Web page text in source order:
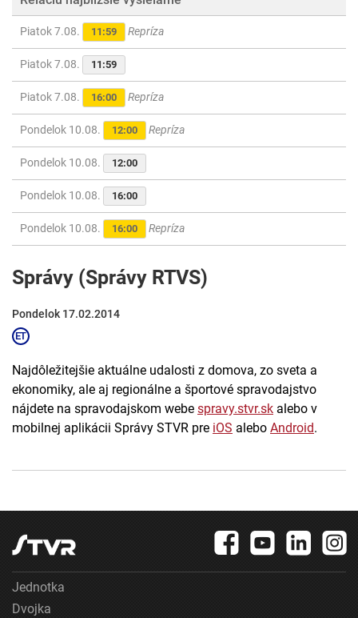
Piatok 7.08. 11:59 Repríza
Piatok 7.08. 11:59
Piatok 7.08. 16:00 Repríza
Pondelok 10.08. 12:00 Repríza
Pondelok 10.08. 12:00
Pondelok 10.08. 16:00
Pondelok 10.08. 16:00 Repríza
Správy (Správy RTVS)
Pondelok 17.02.2014
Najdôležitejšie aktuálne udalosti z domova, zo sveta a
ekonomiky, ale aj regionálne a športové spravodajstvo
nájdete na spravodajskom webe spravy.stvr.sk alebo v
mobilnej aplikácii Správy STVR pre iOS alebo Android.
Jednotka
Dvojka